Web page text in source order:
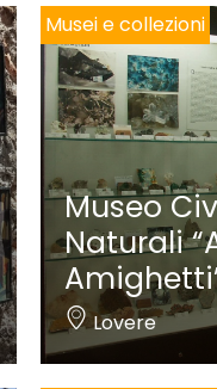
Musei e collezioni
Museo
Naturali
Lovere